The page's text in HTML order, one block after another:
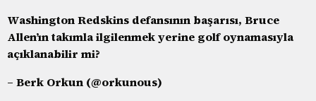
Washington Redskins defansının başarısı, Bruce
Allen’ın takımla ilgilenmek yerine golf oynamasıyla
açıklanabilir mi?
– Berk Orkun (@orkunous)